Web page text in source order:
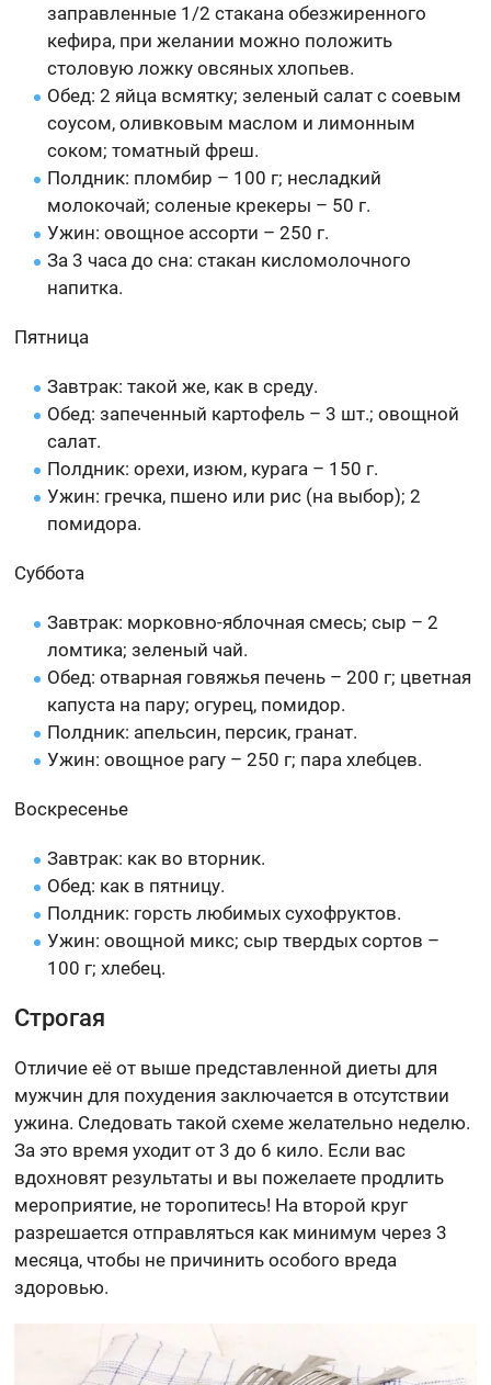
заправленные 1/2 стакана обезжиренного
кефира, при желании можно положить
столовую ложку овсяных хлопьев.
Обед: 2 яйца всмятку; зеленый салат с соевым
соусом, оливковым маслом и лимонным
соком; томатный фреш.
Полдник: пломбир – 100 г; несладкий
молокочай; соленые крекеры – 50 г.
Ужин: овощное ассорти – 250 г.
За 3 часа до сна: стакан кисломолочного
напитка.
Пятница
Завтрак: такой же, как в среду.
Обед: запеченный картофель – 3 шт.; овощной
салат.
Полдник: орехи, изюм, курага – 150 г.
Ужин: гречка, пшено или рис (на выбор); 2
помидора.
Суббота
Завтрак: морковно-яблочная смесь; сыр – 2
ломтика; зеленый чай.
Обед: отварная говяжья печень – 200 г; цветная
капуста на пару; огурец, помидор.
Полдник: апельсин, персик, гранат.
Ужин: овощное рагу – 250 г; пара хлебцев.
Воскресенье
Завтрак: как во вторник.
Обед: как в пятницу.
Полдник: горсть любимых сухофруктов.
Ужин: овощной микс; сыр твердых сортов –
100 г; хлебец.
Строгая
Отличие её от выше представленной диеты для
мужчин для похудения заключается в отсутствии
ужина. Следовать такой схеме желательно неделю.
За это время уходит от 3 до 6 кило. Если вас
вдохновят результаты и вы пожелаете продлить
мероприятие, не торопитесь! На второй круг
разрешается отправляться как минимум через 3
месяца, чтобы не причинить особого вреда
здоровью.